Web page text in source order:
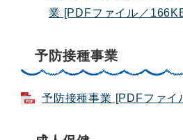
業 [PDFファイル／
予防接種事業
予防接種事業 [PDFファイ